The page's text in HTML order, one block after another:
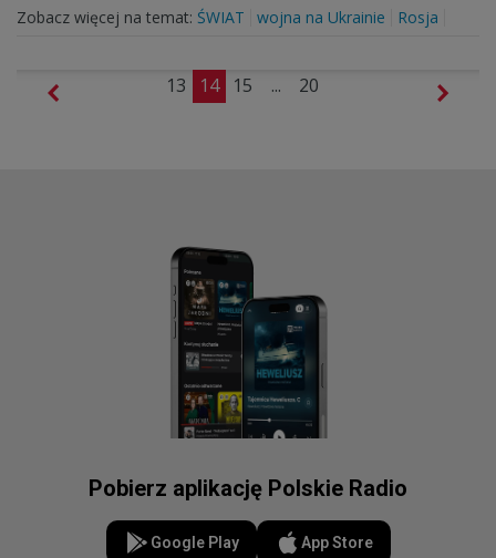
Zobacz więcej na temat: ŚWIAT wojna na Ukrainie Rosja
13 14 15 ... 20
Pobierz aplikację Polskie Radio
Google Play App Store